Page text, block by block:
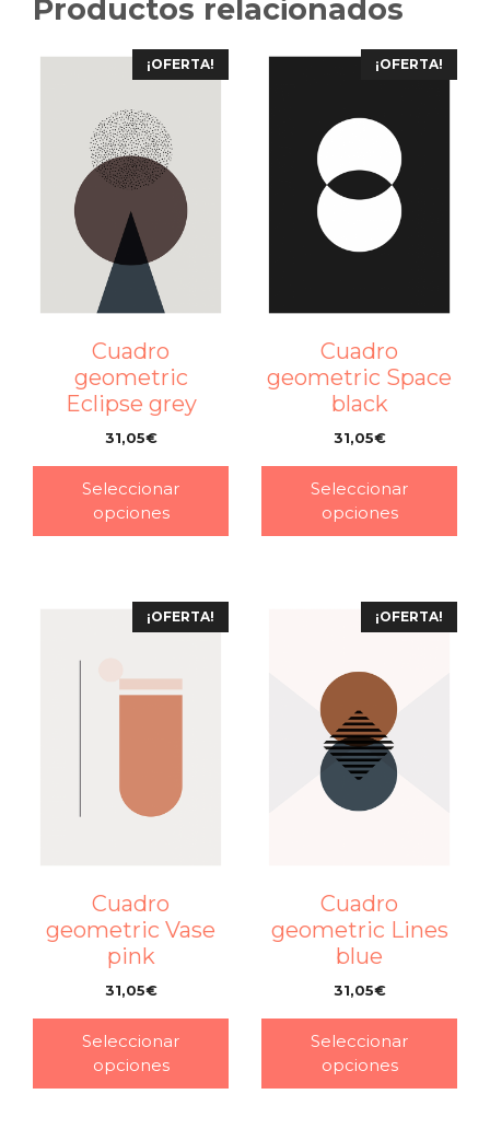
Productos relacionados
¡OFERTA!
Cuadro
geometric
Eclipse grey
31,05€
Seleccionar
opciones
¡OFERTA!
Cuadro
geometric Space
black
31,05€
Seleccionar
opciones
¡OFERTA!
Cuadro
geometric Vase
pink
31,05€
Seleccionar
opciones
¡OFERTA!
Cuadro
geometric Lines
blue
31,05€
Seleccionar
opciones